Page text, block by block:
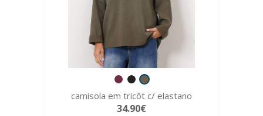
camisola em tricôt c/ elastano
34.90€